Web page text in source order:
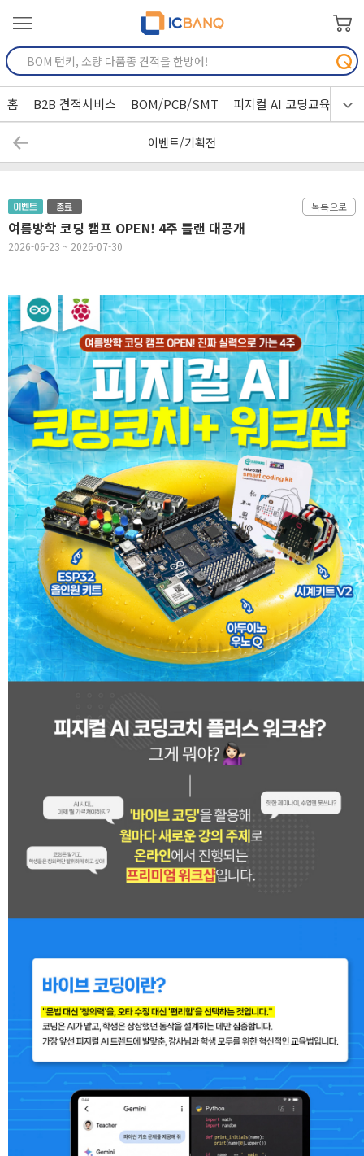
홈 B2B 견적서비스 BOM/PCB/SMT 피지컬 AI 코딩교육
이벤트/기획전
목록으로
여름방학 코딩 캠프 OPEN! 4주 플랜 대공개
2026-06-23 ~ 2026-07-30